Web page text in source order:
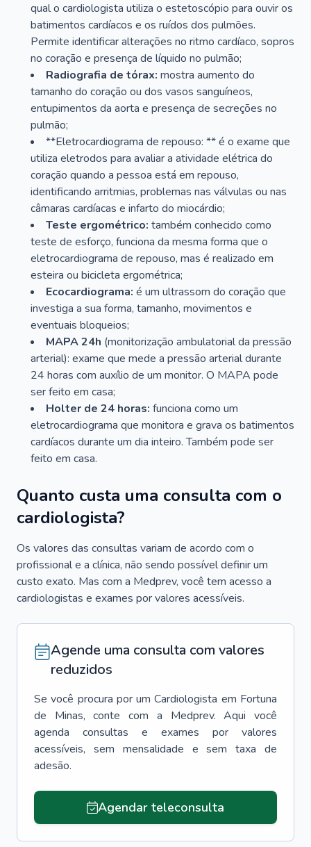
qual o cardiologista utiliza o estetoscópio para ouvir os
batimentos cardíacos e os ruídos dos pulmões.
Permite identificar alterações no ritmo cardíaco, sopros
no coração e presença de líquido no pulmão;
Radiografia de tórax: mostra aumento do
tamanho do coração ou dos vasos sanguíneos,
entupimentos da aorta e presença de secreções no
pulmão;
**Eletrocardiograma de repouso: ** é o exame que
utiliza eletrodos para avaliar a atividade elétrica do
coração quando a pessoa está em repouso,
identificando arritmias, problemas nas válvulas ou nas
câmaras cardíacas e infarto do miocárdio;
Teste ergométrico: também conhecido como
teste de esforço, funciona da mesma forma que o
eletrocardiograma de repouso, mas é realizado em
esteira ou bicicleta ergométrica;
Ecocardiograma: é um ultrassom do coração que
investiga a sua forma, tamanho, movimentos e
eventuais bloqueios;
MAPA 24h (monitorização ambulatorial da pressão
arterial): exame que mede a pressão arterial durante
24 horas com auxílio de um monitor. O MAPA pode
ser feito em casa;
Holter de 24 horas: funciona como um
eletrocardiograma que monitora e grava os batimentos
cardíacos durante um dia inteiro. Também pode ser
feito em casa.
Quanto custa uma consulta com o
cardiologista?
Os valores das consultas variam de acordo com o
profissional e a clínica, não sendo possível definir um
custo exato. Mas com a Medprev, você tem acesso a
cardiologistas e exames por valores acessíveis.
Agende uma consulta com valores
reduzidos
Se você procura por um Cardiologista em Fortuna
de Minas, conte com a Medprev. Aqui você
agenda consultas e exames por valores
acessíveis, sem mensalidade e sem taxa de
adesão.
Agendar teleconsulta